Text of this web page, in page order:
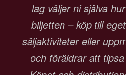
lag väljer ni själva
biljetten – köp till
säljaktiviteter eller
och föräldrar att